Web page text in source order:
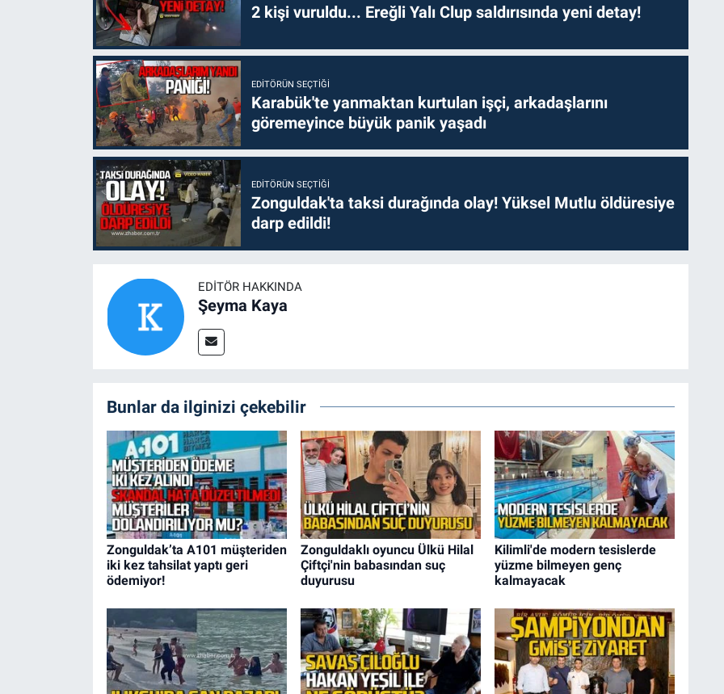
2 kişi vuruldu... Ereğli Yalı Clup saldırısında yeni detay!
EDITÖRÜN SEÇTIĞI
Karabük'te yanmaktan kurtulan işçi, arkadaşlarını
göremeyince büyük panik yaşadı
EDITÖRÜN SEÇTIĞI
Zonguldak'ta taksi durağında olay! Yüksel Mutlu öldüresiye
darp edildi!
EDITÖR HAKKINDA
Şeyma Kaya
Bunlar da ilginizi çekebilir
Zonguldak’ta A101 müşteriden
iki kez tahsilat yaptı geri
ödemiyor!
Zonguldaklı oyuncu Ülkü Hilal
Çiftçi'nin babasından suç
duyurusu
Kilimli'de modern tesislerde
yüzme bilmeyen genç
kalmayacak